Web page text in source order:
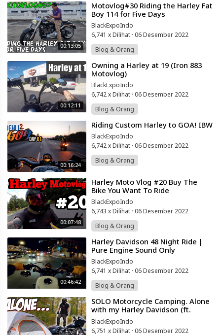
00:13:05
⁣Motovlog#30 Riding the Harley Fat
Boy 114 for Five Days
BlackExpoIndo
6,741 x Dilihat · 06 Desember 2022
Blog & Orang
00:12:11
⁣Owning a Harley at 19 (Iron 883
Motovlog)
BlackExpoIndo
6,742 x Dilihat · 06 Desember 2022
Blog & Orang
00:16:24
⁣Riding Custom Harley to GOA! IBW
BlackExpoIndo
6,742 x Dilihat · 06 Desember 2022
Blog & Orang
00:07:48
⁣Harley Moto Vlog #20 Buy The
Bike You Want To Ride
BlackExpoIndo
6,743 x Dilihat · 06 Desember 2022
Blog & Orang
00:46:42
⁣Harley Davidson 48 Night Ride |
Pure Engine Sound Only
BlackExpoIndo
6,741 x Dilihat · 06 Desember 2022
Blog & Orang
⁣SOLO Motorcycle Camping. Alone
with my Harley Davidson (ft.
HerTwoWheels)
BlackExpoIndo
6,751 x Dilihat · 06 Desember 2022